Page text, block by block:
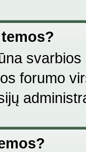
forumo